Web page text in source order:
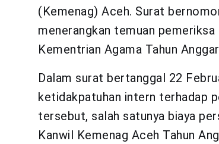
(Kemenag) Aceh. Surat
menerangkan temuan
Kementrian Agama Tahun
Dalam surat bertanggal 22
ketidakpatuhan intern terhadap
tersebut, salah satunya biaya
Kanwil Kemenag Aceh Tahun